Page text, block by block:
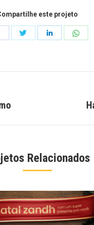
este projeto
CompartilharCompartilhar
Relacionados